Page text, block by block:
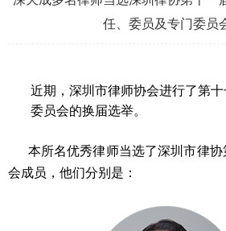
任、委员及专门委员
近期，深圳市律师协会进行了第
委员会的换届选举。
本所名优秀律师当选了深圳市律
会成员，他们分别是：